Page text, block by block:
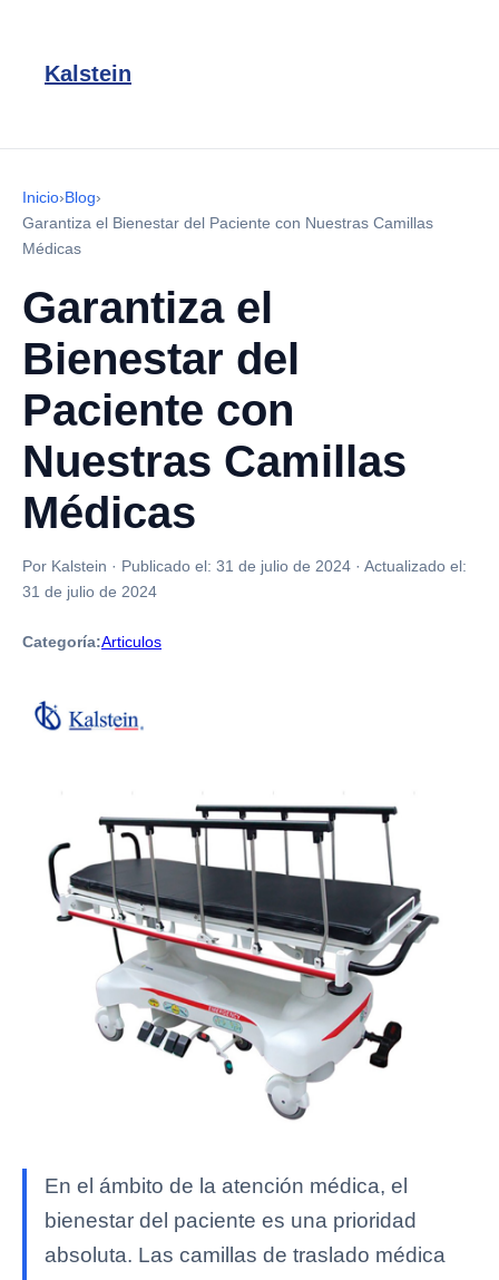
Kalstein
Inicio›Blog›
Garantiza el Bienestar del Paciente con Nuestras Camillas
Médicas
Garantiza el
Bienestar del
Paciente con
Nuestras Camillas
Médicas
Por Kalstein · Publicado el: 31 de julio de 2024 · Actualizado el:
31 de julio de 2024
Categoría:Articulos
En el ámbito de la atención médica, el
bienestar del paciente es una prioridad
absoluta. Las camillas de traslado médica